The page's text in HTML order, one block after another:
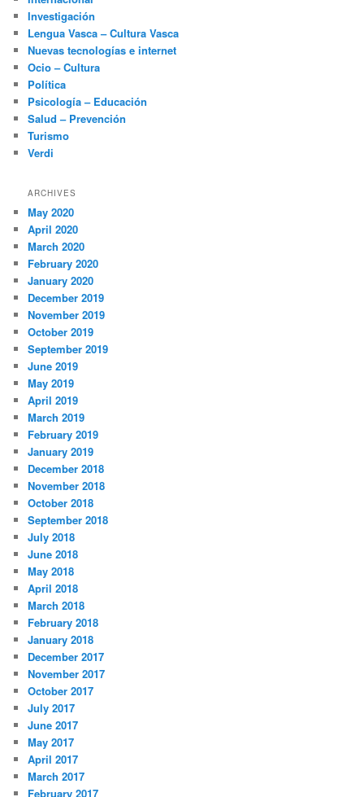
Investigación
Lengua Vasca – Cultura Vasca
Nuevas tecnologías e internet
Ocio – Cultura
Política
Psicología – Educación
Salud – Prevención
Turismo
Verdi
ARCHIVES
May 2020
April 2020
March 2020
February 2020
January 2020
December 2019
November 2019
October 2019
September 2019
June 2019
May 2019
April 2019
March 2019
February 2019
January 2019
December 2018
November 2018
October 2018
September 2018
July 2018
June 2018
May 2018
April 2018
March 2018
February 2018
January 2018
December 2017
November 2017
October 2017
July 2017
June 2017
May 2017
April 2017
March 2017
February 2017